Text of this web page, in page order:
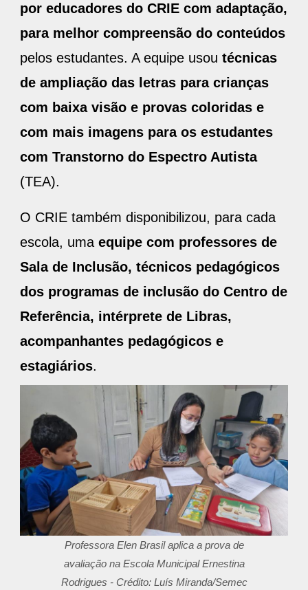
por educadores do CRIE com adaptação,
para melhor compreensão do conteúdos
pelos estudantes. A equipe usou técnicas
de ampliação das letras para crianças
com baixa visão e provas coloridas e
com mais imagens para os estudantes
com Transtorno do Espectro Autista
(TEA).
O CRIE também disponibilizou, para cada
escola, uma equipe com professores de
Sala de Inclusão, técnicos pedagógicos
dos programas de inclusão do Centro de
Referência, intérprete de Libras,
acompanhantes pedagógicos e
estagiários.
Professora Elen Brasil aplica a prova de
avaliação na Escola Municipal Ernestina
Rodrigues - Crédito: Luís Miranda/Semec